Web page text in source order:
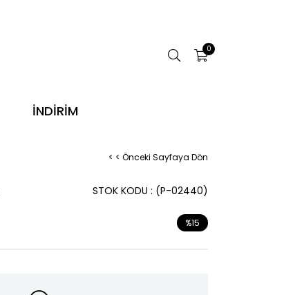
0
İNDİRİM
< < Önceki Sayfaya Dön
(P-02440)
STOK KODU
%15